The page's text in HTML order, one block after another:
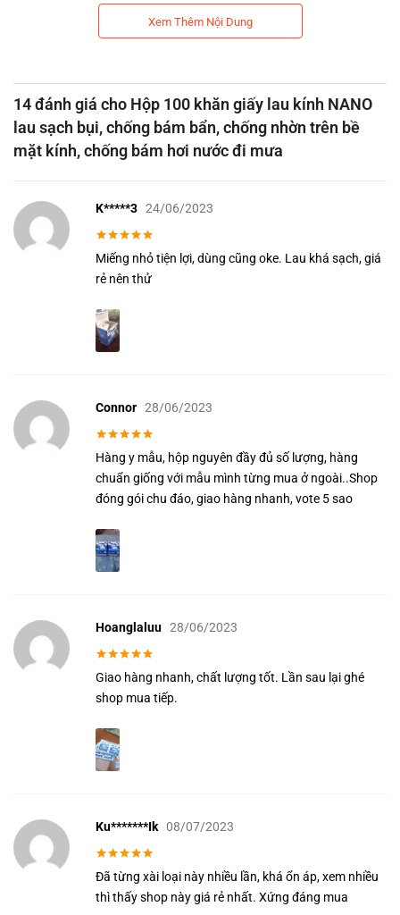
Nhỏ gọn:Dễ dàng bỏ túi, ví, mang đi bất cứ đâu.
Xem Thêm Nội Dung
14 đánh giá cho Hộp 100 khăn giấy lau kính NANO
lau sạch bụi, chống bám bẩn, chống nhờn trên bề
mặt kính, chống bám hơi nước đi mưa
Được xếp
hạng55
sao
K*****3 24/06/2023
Miếng nhỏ tiện lợi, dùng cũng oke. Lau khá sạch, giá
rẻ nên thử
Được xếp
hạng5 5
sao
Connor 28/06/2023
Hàng y mẫu, hộp nguyên đầy đủ số lượng, hàng
chuẩn giống với mẫu mình từng mua ở ngoài..Shop
đóng gói chu đáo, giao hàng nhanh, vote 5 sao
Được xếp
hạng 55
sao
Hoanglaluu 28/06/2023
Giao hàng nhanh, chất lượng tốt. Lần sau lại ghé
shop mua tiếp.
Được xếp
hạng5 5
sao
Ku*******ik 08/07/2023
Đã từng xài loại này nhiều lần, khá ổn áp, xem nhiều
thì thấy shop này giá rẻ nhất. Xứng đáng mua